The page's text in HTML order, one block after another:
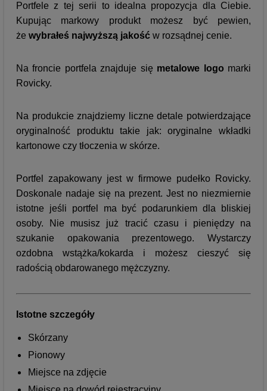
Portfele z tej serii to idealna propozycja dla Ciebie.
Kupując markowy produkt możesz być pewien,
że wybrałeś najwyższą jakość w rozsądnej cenie.
Na froncie portfela znajduje się metalowe logo marki
Rovicky.
Na produkcie znajdziemy liczne detale potwierdzające
oryginalność produktu takie jak: oryginalne wkładki
kartonowe czy tłoczenia w skórze.
Portfel zapakowany jest w firmowe pudełko Rovicky.
Doskonale nadaje się na prezent. Jest no niezmiernie
istotne jeśli portfel ma być podarunkiem dla bliskiej
osoby. Nie musisz już tracić czasu i pieniędzy na
szukanie opakowania prezentowego. Wystarczy
ozdobna wstążka/kokarda i możesz cieszyć się
radością obdarowanego mężczyzny.
Istotne szczegóły
Skórzany
Pionowy
Miejsce na zdjęcie